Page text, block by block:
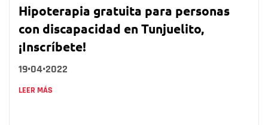
Hipoterapia gratuita para personas
con discapacidad en Tunjuelito,
¡Inscríbete!
19•04•2022
LEER MÁS